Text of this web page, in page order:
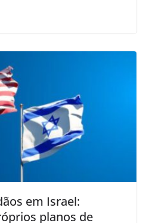
em Israel:
planos de